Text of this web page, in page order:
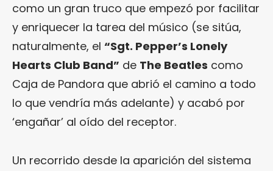
como un gran truco que empezó por facilitar
y enriquecer la tarea del músico (se sitúa,
naturalmente, el “Sgt. Pepper’s Lonely
Hearts Club Band” de The Beatles como
Caja de Pandora que abrió el camino a todo
lo que vendría más adelante) y acabó por
‘engañar’ al oído del receptor.
Un recorrido desde la aparición del sistema